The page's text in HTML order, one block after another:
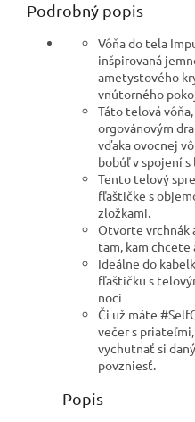
Podrobný popis
Vôňa do tela
inšpirovaná
ametystového
vnútorného
Táto telová
orgovánovým
vďaka ovocnej
bobúľ v spojení
Tento telový
fľaštičke s
zložkami.
Otvorte vrchnák
tam, kam chcete
Ideálne do
fľaštičku s
noci
Či už máte
večer s
vychutnať si
povzniesť.
Popis